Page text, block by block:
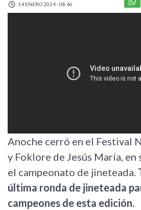
14 ENERO 2024 - 08:46
Anoche cerró en el Festival
y Foklore de Jesús María,
el campeonato de jineteada.
última ronda de jineteada
campeones de esta edición.